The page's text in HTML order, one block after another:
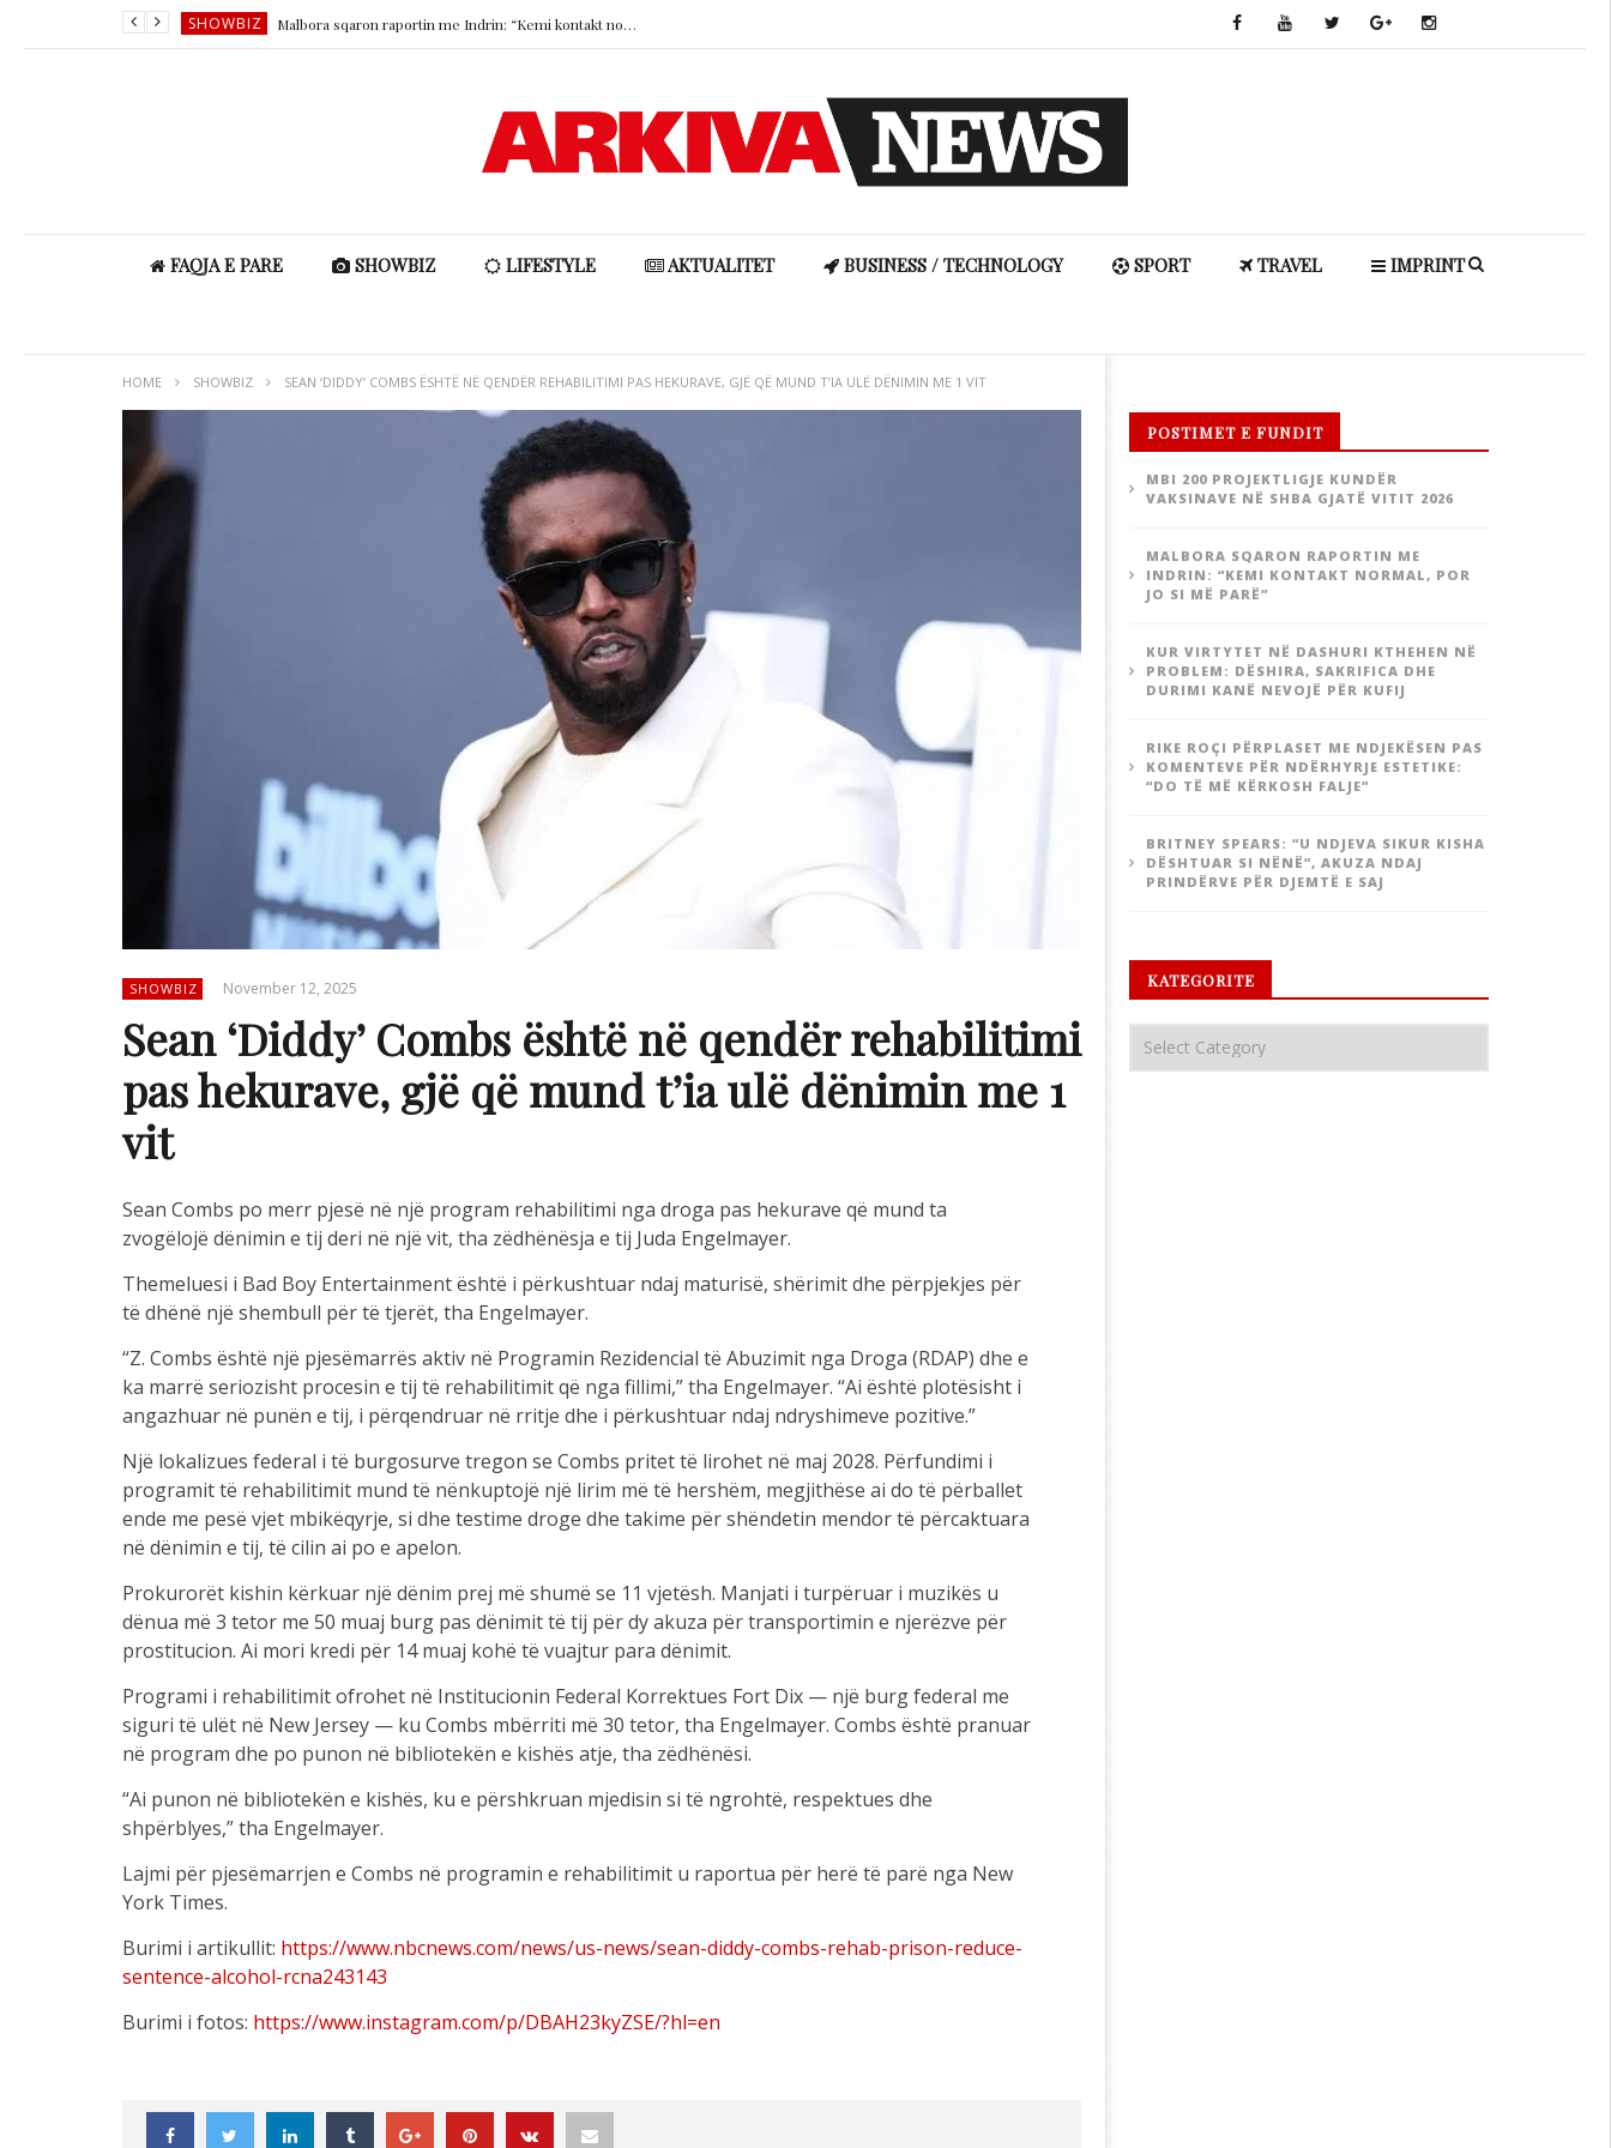
SHOWBIZ Malbora sqaron raportin me Indrin: “Kemi kontakt normal, por jo si më parë”
Rike Roçi përplaset me ndjekësen pas komenteve për ndërhyrje estetike: “Do të më kërkosh falje”
FAQJA E PARE SHOWBIZ LIFESTYLE AKTUALITET BUSINESS / TECHNOLOGY SPORT TRAVEL IMPRINT
HOME SHOWBIZ SEAN ‘DIDDY’ COMBS ËSHTË NË QENDËR REHABILITIMI PAS HEKURAVE, GJË QË MUND T’IA ULË DËNIMIN ME 1 VIT
SHOWBIZ November 12, 2025
Sean ‘Diddy’ Combs është në qendër rehabilitimi
pas hekurave, gjë që mund t’ia ulë dënimin me 1
vit
Sean Combs po merr pjesë në një program rehabilitimi nga droga pas hekurave që mund ta
zvogëlojë dënimin e tij deri në një vit, tha zëdhënësja e tij Juda Engelmayer.
Themeluesi i Bad Boy Entertainment është i përkushtuar ndaj maturisë, shërimit dhe përpjekjes për
të dhënë një shembull për të tjerët, tha Engelmayer.
“Z. Combs është një pjesëmarrës aktiv në Programin Rezidencial të Abuzimit nga Droga (RDAP) dhe e
ka marrë seriozisht procesin e tij të rehabilitimit që nga fillimi,” tha Engelmayer. “Ai është plotësisht i
angazhuar në punën e tij, i përqendruar në rritje dhe i përkushtuar ndaj ndryshimeve pozitive.”
Një lokalizues federal i të burgosurve tregon se Combs pritet të lirohet në maj 2028. Përfundimi i
programit të rehabilitimit mund të nënkuptojë një lirim më të hershëm, megjithëse ai do të përballet
ende me pesë vjet mbikëqyrje, si dhe testime droge dhe takime për shëndetin mendor të përcaktuara
në dënimin e tij, të cilin ai po e apelon.
Prokurorët kishin kërkuar një dënim prej më shumë se 11 vjetësh. Manjati i turpëruar i muzikës u
dënua më 3 tetor me 50 muaj burg pas dënimit të tij për dy akuza për transportimin e njerëzve për
prostitucion. Ai mori kredi për 14 muaj kohë të vuajtur para dënimit.
Programi i rehabilitimit ofrohet në Institucionin Federal Korrektues Fort Dix — një burg federal me
siguri të ulët në New Jersey — ku Combs mbërriti më 30 tetor, tha Engelmayer. Combs është pranuar
në program dhe po punon në bibliotekën e kishës atje, tha zëdhënësi.
“Ai punon në bibliotekën e kishës, ku e përshkruan mjedisin si të ngrohtë, respektues dhe
shpërblyes,” tha Engelmayer.
Lajmi për pjesëmarrjen e Combs në programin e rehabilitimit u raportua për herë të parë nga New
York Times.
Burimi i artikullit: https://www.nbcnews.com/news/us-news/sean-diddy-combs-rehab-prison-reduce-
sentence-alcohol-rcna243143
Burimi i fotos: https://www.instagram.com/p/DBAH23kyZSE/?hl=en
POSTIMET E FUNDIT
MBI 200 PROJEKTLIGJE KUNDËR
VAKSINAVE NË SHBA GJATË VITIT 2026
MALBORA SQARON RAPORTIN ME
INDRIN: “KEMI KONTAKT NORMAL, POR
JO SI MË PARË”
KUR VIRTYTET NË DASHURI KTHEHEN NË
PROBLEM: DËSHIRA, SAKRIFICA DHE
DURIMI KANË NEVOJË PËR KUFIJ
RIKE ROÇI PËRPLASET ME NDJEKËSEN PAS
KOMENTEVE PËR NDËRHYRJE ESTETIKE:
“DO TË MË KËRKOSH FALJE”
BRITNEY SPEARS: “U NDJEVA SIKUR KISHA
DËSHTUAR SI NËNË”, AKUZA NDAJ
PRINDËRVE PËR DJEMTË E SAJ
KATEGORITE